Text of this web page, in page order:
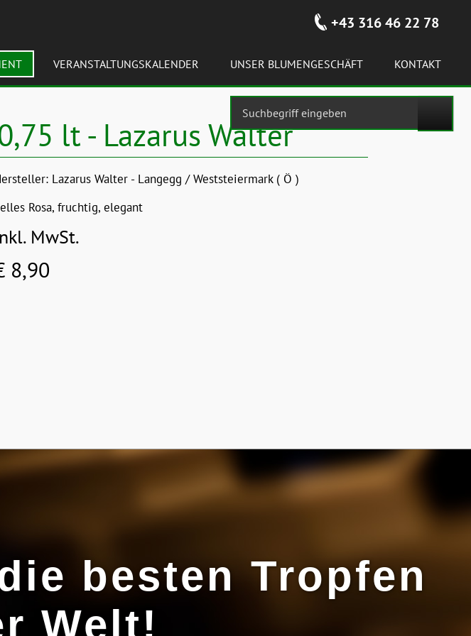
+43 316 46 22 78
VERANSTALTUNGSKALENDER UNSER BLUMENGESCHÄFT KONTAKT
lt - Lazarus Walter
Lazarus Walter - Langegg / Weststeiermark ( Ö )
Rosa, fruchtig, elegant
MwSt.
8,90
besten Tropfen
Welt!